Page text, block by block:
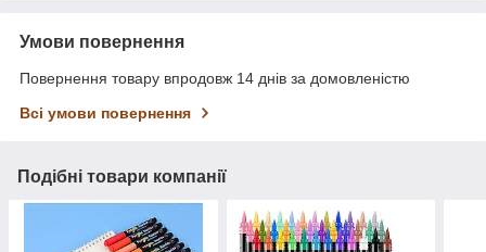
Умови повернення
Повернення товару впродовж 14 днів за домовленістю
Всі умови повернення
Подібні товари компанії